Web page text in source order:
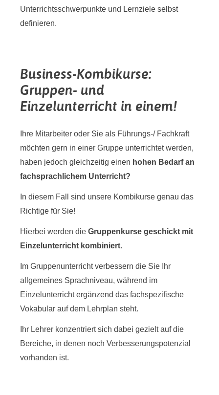
Unterrichtsschwerpunkte und Lernziele selbst
definieren.
Business-Kombikurse:
Gruppen- und
Einzelunterricht in einem!
Ihre Mitarbeiter oder Sie als Führungs-/ Fachkraft
möchten gern in einer Gruppe unterrichtet werden,
haben jedoch gleichzeitig einen hohen Bedarf an
fachsprachlichem Unterricht?
In diesem Fall sind unsere Kombikurse genau das
Richtige für Sie!
Hierbei werden die Gruppenkurse geschickt mit
Einzelunterricht kombiniert.
Im Gruppenunterricht verbessern die Sie Ihr
allgemeines Sprachniveau, während im
Einzelunterricht ergänzend das fachspezifische
Vokabular auf dem Lehrplan steht.
Ihr Lehrer konzentriert sich dabei gezielt auf die
Bereiche, in denen noch Verbesserungspotenzial
vorhanden ist.